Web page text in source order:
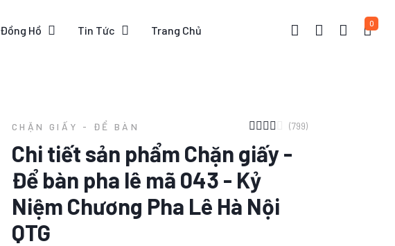
Đồng Hồ Tin Tức Trang Chủ
0
CHẶN GIẤY - ĐỂ BÀN (799)
Chi tiết sản phẩm Chặn giấy -
Để bàn pha lê mã 043 - Kỷ
Niệm Chương Pha Lê Hà Nội
QTG